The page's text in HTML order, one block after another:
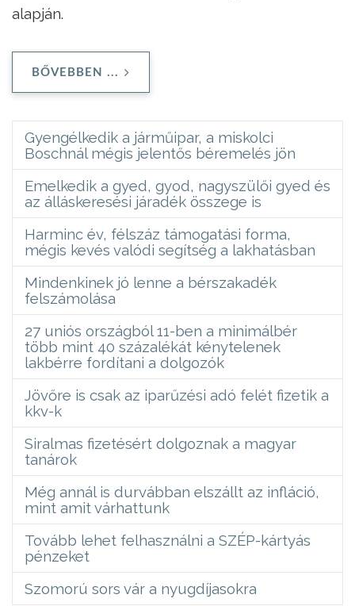
alapján.
BŐVEBBEN ...
Gyengélkedik a járműipar, a miskolci
Boschnál mégis jelentős béremelés jön
Emelkedik a gyed, gyod, nagyszülői gyed és
az álláskeresési járadék összege is
Harminc év, félszáz támogatási forma,
mégis kevés valódi segítség a lakhatásban
Mindenkinek jó lenne a bérszakadék
felszámolása
27 uniós országból 11-ben a minimálbér
több mint 40 százalékát kénytelenek
lakbérre fordítani a dolgozók
Jövőre is csak az iparűzési adó felét fizetik a
kkv-k
Siralmas fizetésért dolgoznak a magyar
tanárok
Még annál is durvábban elszállt az infláció,
mint amit várhattunk
Tovább lehet felhasználni a SZÉP-kártyás
pénzeket
Szomorú sors vár a nyugdíjasokra